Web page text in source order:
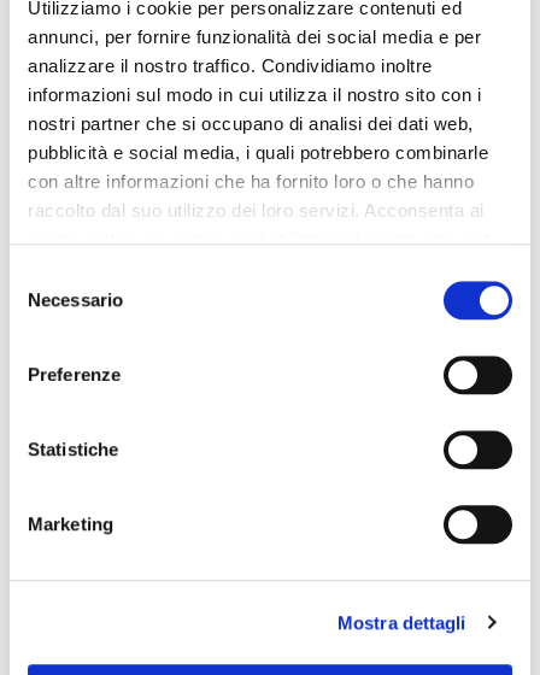
Utilizziamo i cookie per personalizzare contenuti ed
annunci, per fornire funzionalità dei social media e per
analizzare il nostro traffico. Condividiamo inoltre
informazioni sul modo in cui utilizza il nostro sito con i
nostri partner che si occupano di analisi dei dati web,
pubblicità e social media, i quali potrebbero combinarle
con altre informazioni che ha fornito loro o che hanno
raccolto dal suo utilizzo dei loro servizi. Acconsenta ai
delNecessario
Preferenze
Statistiche
Marketing
Mostra dettagli
cuir avec applications
florales kaki
105,00 €
-40%
63,00 €
sac à main à rabat en
matière effet cuir orné
d'applications florales ivory
99,00 €
-40%
59,40 €
coral
black